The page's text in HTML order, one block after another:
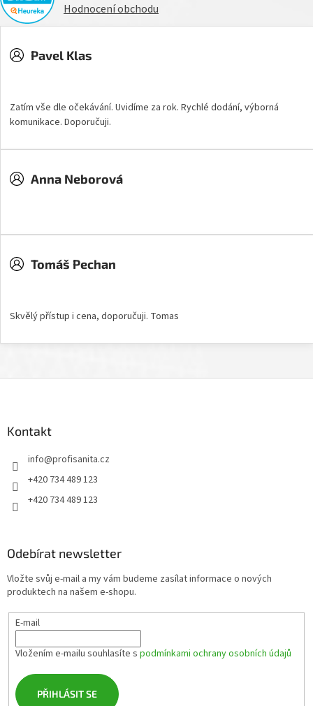
Hodnocení obchodu
Pavel Klas
Zatím vše dle očekávání. Uvidíme za rok. Rychlé dodání, výborná
komunikace. Doporučuji.
Anna Neborová
Tomáš Pechan
Skvělý přístup i cena, doporučuji. Tomas
Kontakt
info@profisanita.cz
+420 734 489 123
+420 734 489 123
Odebírat newsletter
Vložte svůj e-mail a my vám budeme zasílat informace o nových
produktech na našem e-shopu.
E-mail
Vložením e-mailu souhlasíte s podmínkami ochrany osobních údajů
PŘIHLÁSIT SE